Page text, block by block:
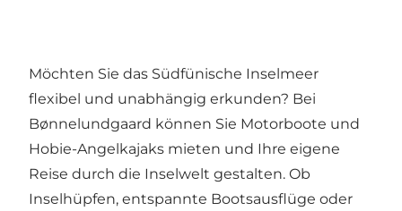
Möchten Sie das Südfünische Inselmeer
flexibel und unabhängig erkunden? Bei
Bønnelundgaard können Sie Motorboote und
Hobie-Angelkajaks mieten und Ihre eigene
Reise durch die Inselwelt gestalten. Ob
Inselhüpfen, entspannte Bootsausflüge oder